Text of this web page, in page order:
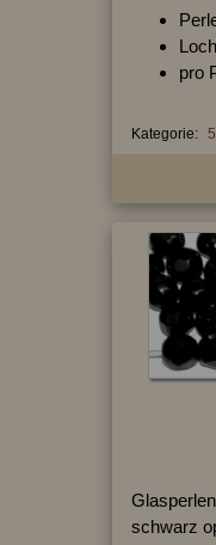
pro
Kategorie:
schwarz